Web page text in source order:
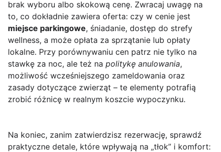
brak wyboru albo skokową cenę. Zwracaj uwagę na
to, co dokładnie zawiera oferta: czy w cenie jest
miejsce parkingowe, śniadanie, dostęp do strefy
wellness, a może opłata za sprzątanie lub opłaty
lokalne. Przy porównywaniu cen patrz nie tylko na
stawkę za noc, ale też na politykę anulowania,
możliwość wcześniejszego zameldowania oraz
zasady dotyczące zwierząt – te elementy potrafią
zrobić różnicę w realnym koszcie wypoczynku.
Na koniec, zanim zatwierdzisz rezerwację, sprawdź
praktyczne detale, które wpływają na „tłok” i komfort: